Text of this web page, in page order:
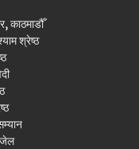
काठमाडौँ
श्रेष्ठ